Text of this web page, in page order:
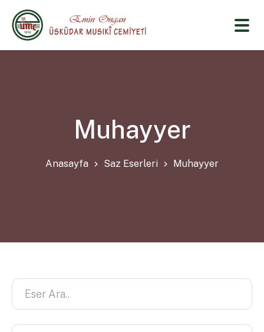
Muhayyer
Anasayfa Saz Eserleri Muhayyer